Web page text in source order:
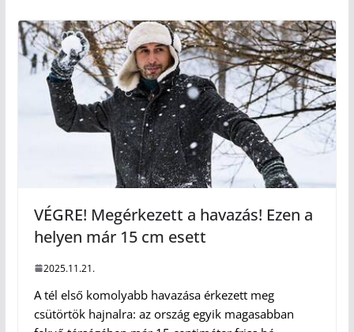
VÉGRE! Megérkezett a havazás! Ezen a
helyen már 15 cm esett
2025.11.21.
A tél első komolyabb havazása érkezett meg
csütörtök hajnalra: az ország egyik magasabban